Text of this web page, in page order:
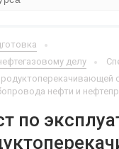
делу
нефти и
по